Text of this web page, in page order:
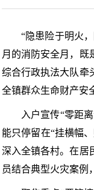
“隐患险于明火
月的消防安全月，既
综合行政执法大队牵
全镇群众生命财产安
入户宣传“零距
能只停留在“挂横幅
深入全镇各村。在居
员结合典型火灾案例